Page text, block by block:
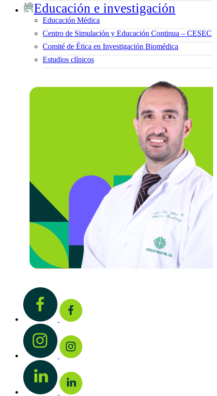
Educación e investigación
Educación Médica
Centro de Simulación y Educación Continua – CESEC
Comité de Ética en Investigación Biomédica
Estudios clínicos